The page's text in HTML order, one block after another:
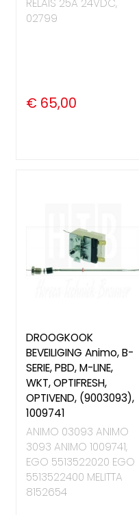
RELAIS 25A 24VDC,
02799
€ 65,00
DROOGKOOK
BEVEILIGING Animo, B-
SERIE, PBD, M-LINE,
WKT, OPTIFRESH,
OPTIVEND, (9003093),
1009741
ANIMO 03093 ANIMO
3093 ANIMO 1009741,
EGO 5513522020 EGO
5513522400 MELITTA
8152654